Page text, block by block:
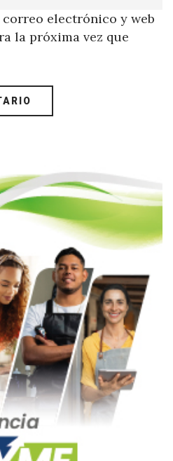
electrónico y web
la próxima vez que